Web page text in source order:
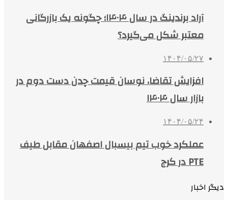
آراد برندینگ در سال ۱۴۰۴؛ چگونه یک بازرگانی
معتبر شکل می‌گیرد؟
۱۴۰۴/۰۵/۲۷
افزایش تقاضا، نوسان قیمت چدن دست دوم در
بازار سال ۱۴۰۴
۱۴۰۴/۰۵/۲۴
عملکرد خوب تیم بیسبال اصفهان مقابل طیف
PTE در کرج
دیگر اخبار